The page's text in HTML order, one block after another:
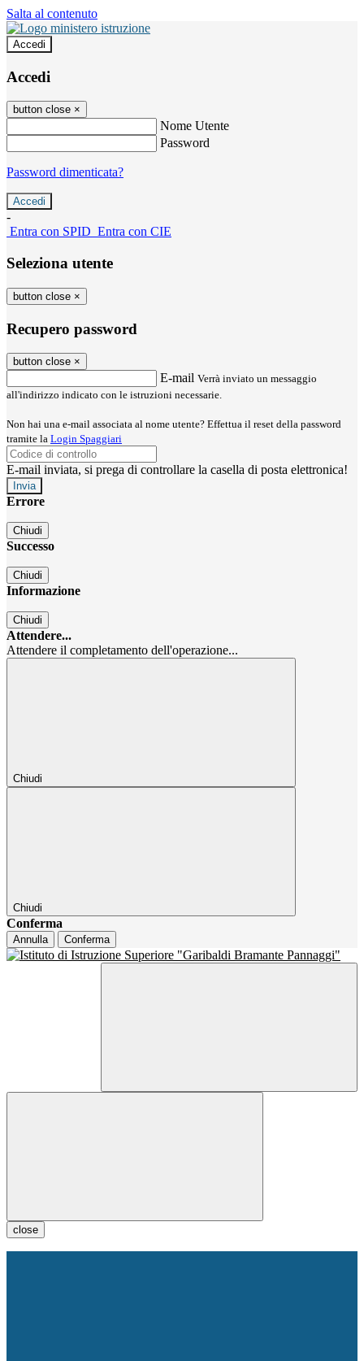
Salta al contenuto
Accedi
Accedi
button close ×
Nome Utente
Password
Password dimenticata?
-
Entra con SPID Entra con CIE
Seleziona utente
button close ×
Recupero password
button close ×
E-mail Verrà inviato un messaggio
all'indirizzo indicato con le istruzioni necessarie.
Non hai una e-mail associata al nome utente? Effettua il reset della password
tramite la Login Spaggiari
E-mail inviata, si prega di controllare la casella di posta elettronica!
Errore
Chiudi
Successo
Chiudi
Informazione
Chiudi
Attendere...
Attendere il completamento dell'operazione...
Chiudi
Chiudi
Conferma
Annulla Conferma
close